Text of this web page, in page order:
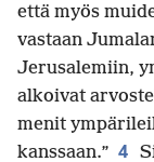
että myös
vastaan
Jerusalemiin,
alkoivat
menit
kanssaan.” 4